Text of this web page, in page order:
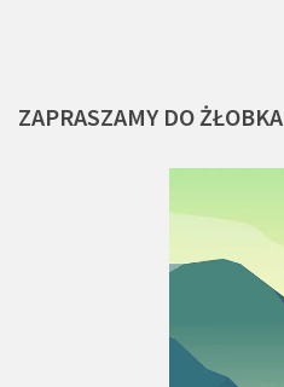
ZAPRASZAMY DOŻŁOBKA